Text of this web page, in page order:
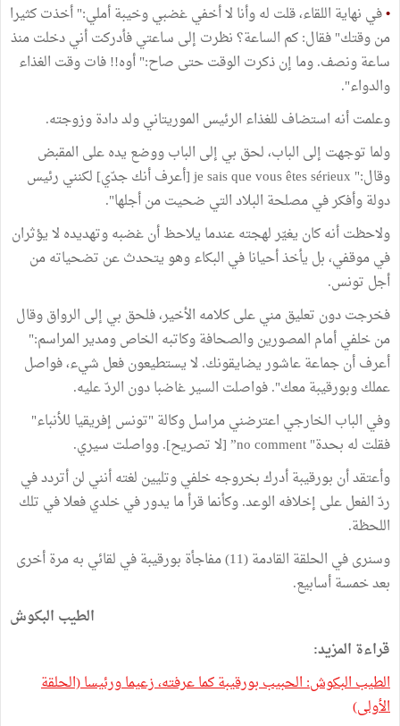
•في نهاية اللقاء، قلت له وأنا لا أخفي غضبي وخيبة أملي:" أخذت كثيرا
من وقتك" فقال: كم الساعة؟ نظرت إلى ساعتي فأدركت أني دخلت منذ
ساعة ونصف. وما إن ذكرت الوقت حتى صاح:" أوه!! فات وقت الغذاء
والدواء".
وعلمت أنه استضاف للغذاء الرئيس الموريتاني ولد دادة وزوجته.
ولما توجهت إلى الباب، لحق بي إلى الباب ووضع يده على المقبض
وقال:" je sais que vous êtes sérieux [أعرف أنك جدّي] لكنني رئيس
دولة وأفكر في مصلحة البلاد التي ضحيت من أجلها".
ولاحظت أنه كان يغيّر لهجته عندما يلاحظ أن غضبه وتهديده لا يؤثران
في موقفي، بل يأخذ أحيانا في البكاء وهو يتحدث عن تضحياته من
أجل تونس.
فخرجت دون تعليق مني على كلامه الأخير، فلحق بي إلى الرواق وقال
من خلفي أمام المصورين والصحافة وكاتبه الخاص ومدير المراسم:"
أعرف أن جماعة عاشور يضايقونك. لا يستطيعون فعل شيء، فواصل
عملك وبورقيبة معك". فواصلت السير غاضبا دون الردّ عليه.
وفي الباب الخارجي اعترضني مراسل وكالة "تونس إفريقيا للأنباء"
فقلت له بحدة" no comment” [لا تصريح]. وواصلت سيري.
وأعتقد أن بورقيبة أدرك بخروجه خلفي وتليين لغته أنني لن أتردد في
ردّ الفعل على إخلافه الوعد. وكأنما قرأ ما يدور في خلدي فعلا في تلك
اللحظة.
وسنرى في الحلقة القادمة (11) مفاجأة بورقيبة في لقائي به مرة أخرى
بعد خمسة أسابيع.
الطيب البكوش
قراءة المزيد:
الطيب البكوش: الحبيب بورقيبة كما عرفته، زعيما ورئيسا (الحلقة
الأولى)